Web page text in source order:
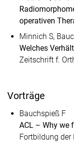
operativen
Minnich S,
Welches
Zeitschrift f.
Vorträge
Bauchspieß F
ACL – Why we
Fortbildung der